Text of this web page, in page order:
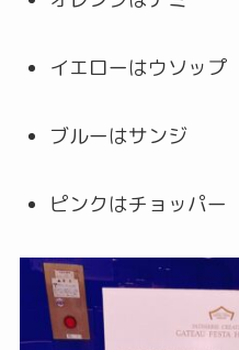
イエローはウソップ
ブルーはサンジ
ピンクはチョッパー